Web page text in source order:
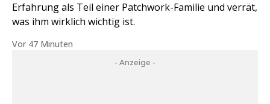
Erfahrung als Teil einer Patchwork-Familie und verrät,
was ihm wirklich wichtig ist.
Vor 47 Minuten
- Anzeige -